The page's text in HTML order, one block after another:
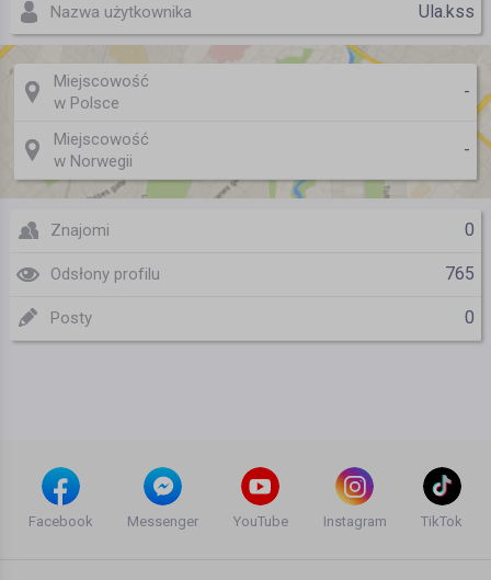
Nazwa użytkownika Ula.kss
Miejscowość
w Polsce
-
Miejscowość
w Norwegii
-
Znajomi 0
Odsłony profilu 765
Posty 0
Facebook Messenger YouTube Instagram TikTok